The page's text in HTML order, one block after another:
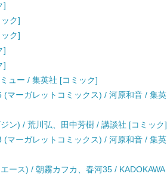
]
ク]
ク]
]
]
ュー / 集英社 [コミック]
マーガレットコミックス) / 河原和音 / 集英
ン) / 荒川弘、田中芳樹 / 講談社 [コミック]
マーガレットコミックス) / 河原和音 / 集英
ース) / 朝霧カフカ、春河35 / KADOKAWA